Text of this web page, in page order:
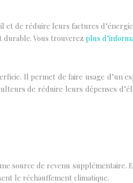
et de réduire leurs factures
Vous trouverez plus
Il permet de faire usage d’un
de réduire leurs dépenses
source de revenu supplémentaire.
le réchauffement climatique.